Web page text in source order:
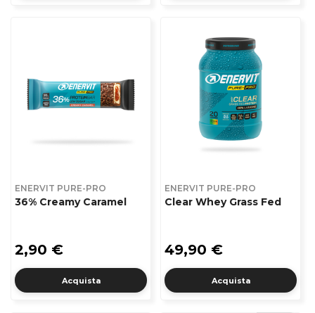
ENERVIT PURE-PRO
36% Creamy Caramel
2,90 €
Acquista
ENERVIT PURE-PRO
Clear Whey Grass Fed
49,90 €
Acquista